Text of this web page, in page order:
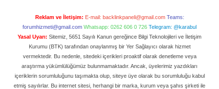
Reklam ve İletişim: E-mail: backlinkpaneli@gmail.com Teams:
forumhizmeti@gmail.com Whatsapp: 0262 606 0 726 Telegram: @karabul
Yasal Uyarı: Sitemiz, 5651 Sayılı Kanun gereğince Bilgi Teknolojileri ve İletişim
Kurumu (BTK) tarafından onaylanmış bir Yer Sağlayıcı olarak hizmet
vermektedir. Bu nedenle, sitedeki içerikleri proaktif olarak denetleme veya
araştırma yükümlülüğümüz bulunmamaktadır. Ancak, üyelerimiz yazdıkları
içeriklerin sorumluluğunu taşımakta olup, siteye üye olarak bu sorumluluğu kabul
etmiş sayılırlar. Bu internet sitesi, herhangi bir marka, kurum veya şahıs şirketi ile